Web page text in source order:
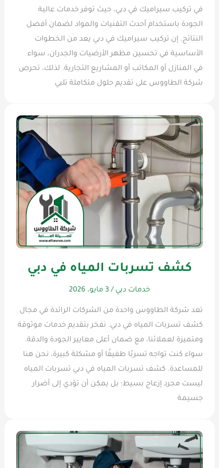
في تركيب سيراميك في دبي، حيث توفر خدمات عالية
الجودة باستخدام أحدث التقنيات والمواد لضمان أفضل
النتائج. إن تركيب سيراميك في دبي يعد من الخطوات
الأساسية في تحسين مظهر الأرضيات والجدران، سواء
في المنازل أو المكاتب أو المشاريع التجارية. لذلك، تحرص
شركة الطاووس على تقديم حلول متكاملة تلبي
كشف تسربات المياه في دبي
خدمات دبي / 3 مايو، 2026
تعد شركة الطاووس واحدة من الشركات الرائدة في مجال
كشف تسربات المياه في دبي. نفخر بتقديم خدمات موثوقة
ومتميزة لعملائنا، مع ضمان أعلى معايير الجودة والدقة.
سواء كنت تواجه تسربًا طفيفًا أو مشكلة كبيرة، نحن هنا
للمساعدة. كشف تسربات المياه في دبي تسربات المياه
ليست مجرد إزعاج بسيط؛ بل يمكن أن تؤدي إلى أضرار
جسيمة